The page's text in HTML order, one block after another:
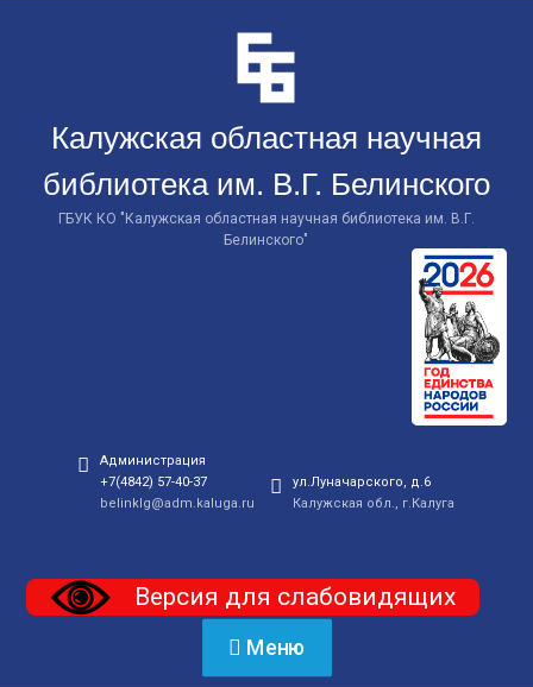
Калужская областная научная
библиотека им. В.Г. Белинского
ГБУК КО "Калужская областная научная библиотека им. В.Г.
Белинского"
Администрация
+7(4842) 57-40-37
belinklg@adm.kaluga.ru
ул.Луначарского, д.6
Калужская обл., г.Калуга
Версия для слабовидящих
Меню